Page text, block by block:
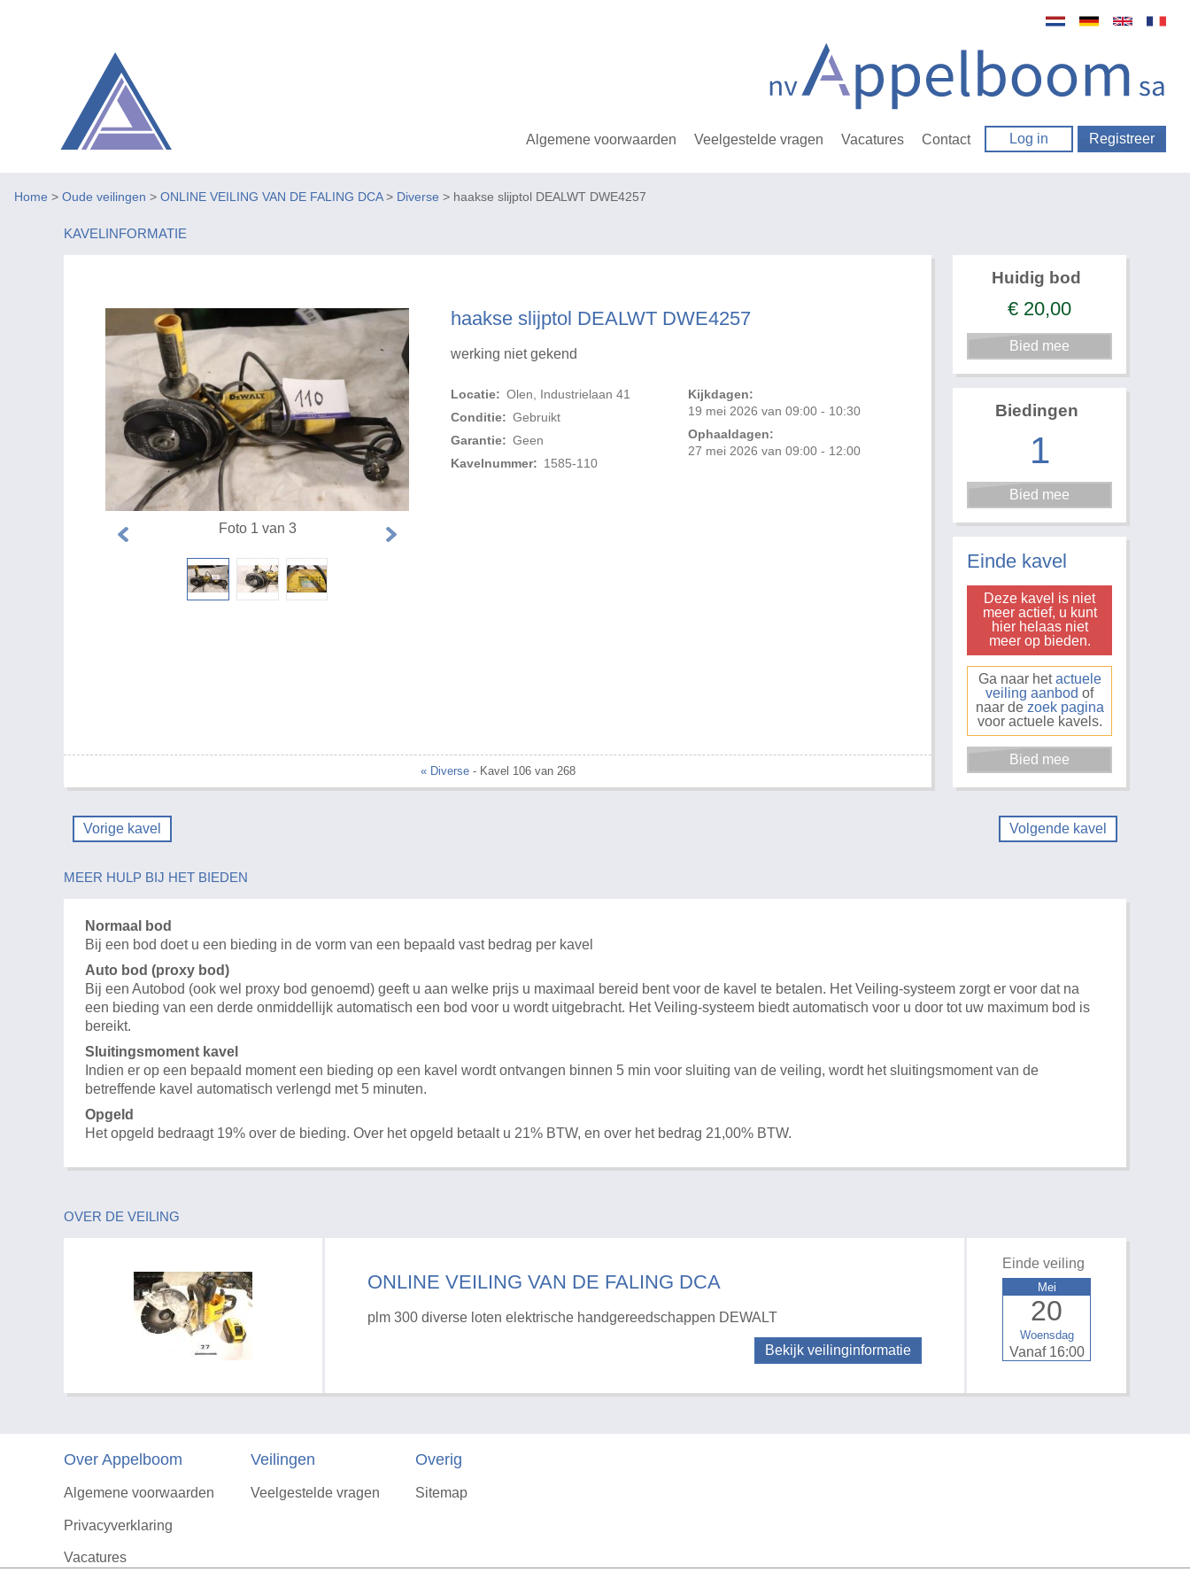
Algemene voorwaarden Veelgestelde vragen Vacatures Contact Log in Registreer
Home > Oude veilingen > ONLINE VEILING VAN DE FALING DCA> Diverse > haakse slijptol DEALWT DWE4257
KAVELINFORMATIE
haakse slijptol DEALWT DWE4257
werking niet gekend
Locatie: Olen, Industrielaan 41
Conditie: Gebruikt
Garantie: Geen
Kavelnummer: 1585-110
Kijkdagen:
19 mei 2026 van 09:00 - 10:30
Ophaaldagen:
27 mei 2026 van 09:00 - 12:00
Foto 1 van 3
« Diverse- Kavel 106 van 268
Huidig bod
€ 20,00
Biedingen
1
Einde kavel
Deze kavel is niet
meer actief, u kunt
hier helaas niet
meer op bieden.
Ga naar hetactuele
veiling aanbod of
naar de zoek pagina
voor actuele kavels.
Vorige kavel Volgende kavel
MEER HULP BIJ HET BIEDEN
Normaal bod
Bij een bod doet u een bieding in de vorm van een bepaald vast bedrag per kavel
Auto bod (proxy bod)
Bij een Autobod (ook wel proxy bod genoemd) geeft u aan welke prijs u maximaal bereid bent voor de kavel te betalen. Het Veiling-systeem zorgt er voor dat na
een bieding van een derde onmiddellijk automatisch een bod voor u wordt uitgebracht. Het Veiling-systeem biedt automatisch voor u door tot uw maximum bod is
bereikt.
Sluitingsmoment kavel
Indien er op een bepaald moment een bieding op een kavel wordt ontvangen binnen 5 min voor sluiting van de veiling, wordt het sluitingsmoment van de
betreffende kavel automatisch verlengd met 5 minuten.
Opgeld
Het opgeld bedraagt 19% over de bieding. Over het opgeld betaalt u 21% BTW, en over het bedrag 21,00% BTW.
OVER DE VEILING
ONLINE VEILING VAN DE FALING DCA
plm 300 diverse loten elektrische handgereedschappen DEWALT
Bekijk veilinginformatie
Einde veiling
Woensdag
20
Mei
Vanaf 16:00
Over Appelboom
Algemene voorwaarden
Privacyverklaring
Vacatures
Veilingen
Veelgestelde vragen
Overig
Sitemap